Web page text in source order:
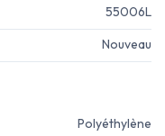
55006L
Nouveau
Polyéthylène